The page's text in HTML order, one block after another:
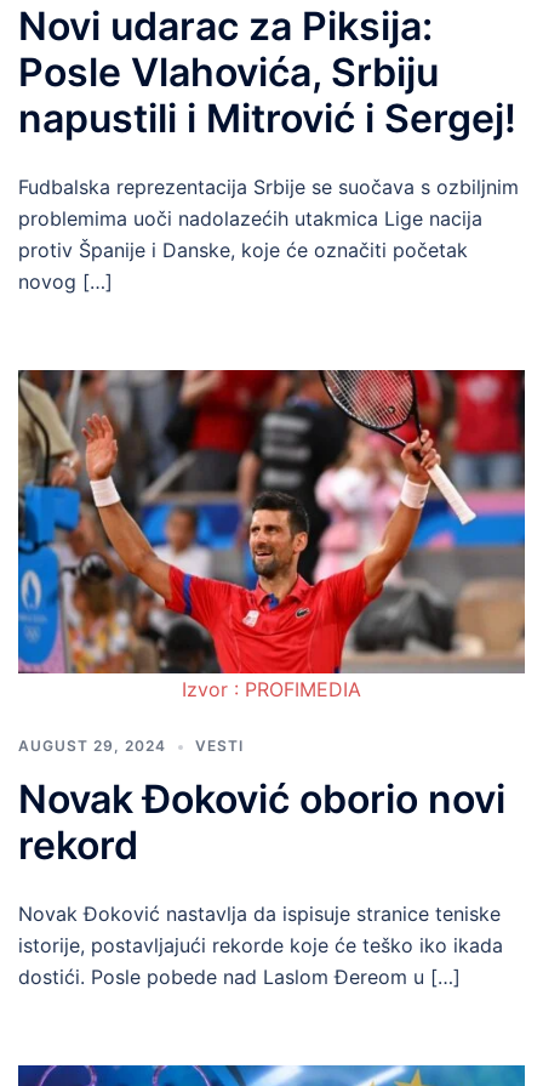
Novi udarac za Piksija:
Posle Vlahovića, Srbiju
napustili i Mitrović i Sergej!
Fudbalska reprezentacija Srbije se suočava s ozbiljnim
problemima uoči nadolazećih utakmica Lige nacija
protiv Španije i Danske, koje će označiti početak
novog […]
Izvor : PROFIMEDIA
AUGUST 29, 2024 VESTI
Novak Đoković oborio novi
rekord
Novak Đoković nastavlja da ispisuje stranice teniske
istorije, postavljajući rekorde koje će teško iko ikada
dostići. Posle pobede nad Laslom Đereom u […]